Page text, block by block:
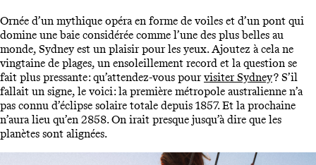
Ornée d’un mythique opéra en forme de voiles et d’un pont qui
domine une baie considérée comme l’une des plus belles au
monde, Sydney est un plaisir pour les yeux. Ajoutez à cela ne
vingtaine de plages, un ensoleillement record et la question se
fait plus pressante : qu’attendez-vous pourvisiter Sydney? S’il
fallait un signe, le voici : la première métropole australienne n’a
pas connu d’éclipse solaire totale depuis 1857. Et la prochaine
n’aura lieu qu’en 2858. On irait presque jusqu’à dire que les
planètes sont alignées.